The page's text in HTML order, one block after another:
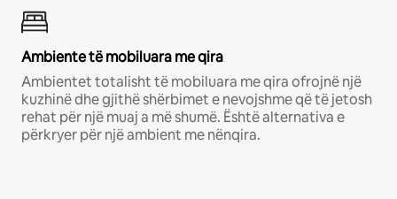
Ambiente të mobiluara me qira
Ambientet totalisht të mobiluara me qira ofrojnë një
kuzhinë dhe gjithë shërbimet e nevojshme që të jetosh
rehat për një muaj a më shumë. Është alternativa e
përkryer për një ambient me nënqira.